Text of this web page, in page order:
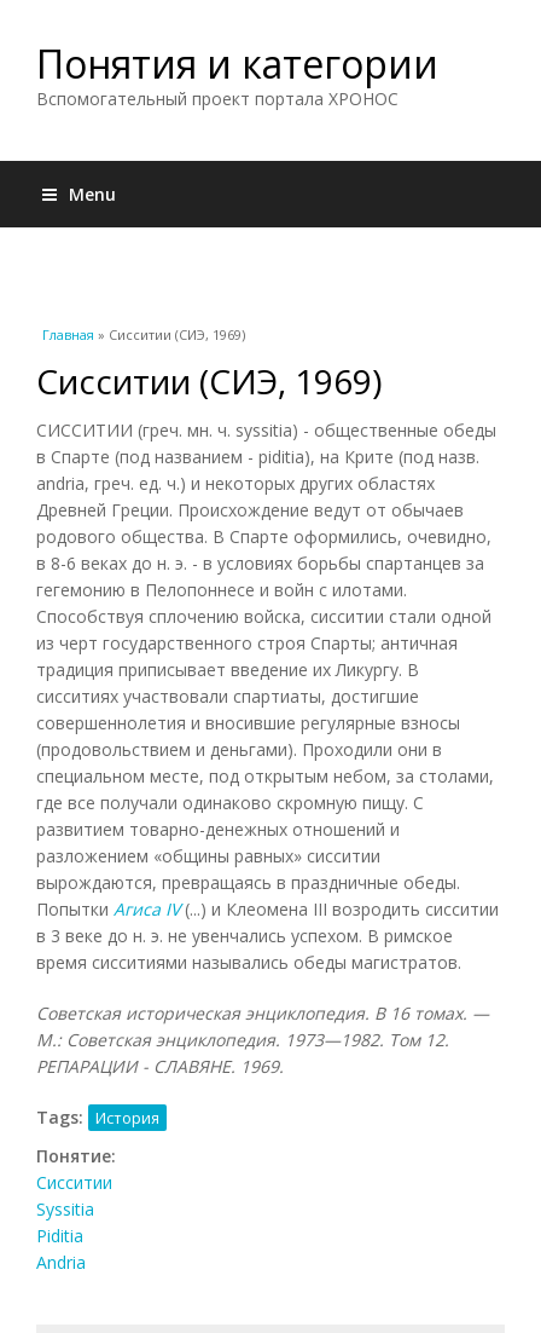
Понятия и категории
Вспомогательный проект портала ХРОНОС
Menu
Вы здесь
Главная » Сисситии (СИЭ, 1969)
Сисситии (СИЭ, 1969)
СИССИТИИ (греч. мн. ч. syssitia) - общественные обеды
в Спарте (под названием - piditia), на Крите (под назв.
andria, греч. ед. ч.) и некоторых других областях
Древней Греции. Происхождение ведут от обычаев
родового общества. В Спарте оформились, очевидно,
в 8-6 веках до н. э. - в условиях борьбы спартанцев за
гегемонию в Пелопоннесе и войн с илотами.
Способствуя сплочению войска, сисситии стали одной
из черт государственного строя Спарты; античная
традиция приписывает введение их Ликургу. В
сисситиях участвовали спартиаты, достигшие
совершеннолетия и вносившие регулярные взносы
(продовольствием и деньгами). Проходили они в
специальном месте, под открытым небом, за столами,
где все получали одинаково скромную пищу. С
развитием товарно-денежных отношений и
разложением «общины равных» сисситии
вырождаются, превращаясь в праздничные обеды.
Попытки Агиса IV(...) и Клеомена III возродить сисситии
в 3 веке до н. э. не увенчались успехом. В римское
время сисситиями назывались обеды магистратов.
Советская историческая энциклопедия. В 16 томах. —
М.: Советская энциклопедия. 1973—1982. Том 12.
РЕПАРАЦИИ - СЛАВЯНЕ. 1969.
Tags: История
Понятие:
Сисситии
Syssitia
Piditia
Andria